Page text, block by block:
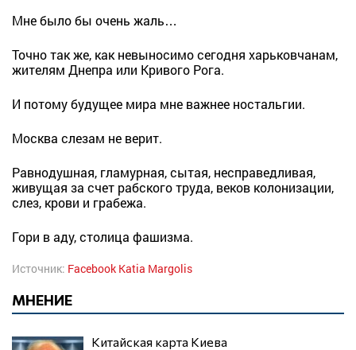
Мне было бы очень жаль…
Точно так же, как невыносимо сегодня харьковчанам,
жителям Днепра или Кривого Рога.
И потому будущее мира мне важнее ностальгии.
Москва слезам не верит.
Равнодушная, гламурная, сытая, несправедливая,
живущая за счет рабского труда, веков колонизации,
слез, крови и грабежа.
Гори в аду, столица фашизма.
Источник: Facebook Katia Margolis
МНЕНИЕ
Китайская карта Киева